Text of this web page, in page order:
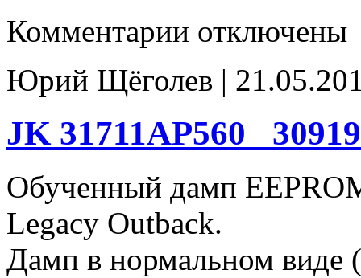
Комментарии записи
93C66
отключены
Юрий Щёголев |
JK 31711AP560_
Обученный дамп
Legacy Outback.
Дамп в нормальном виде